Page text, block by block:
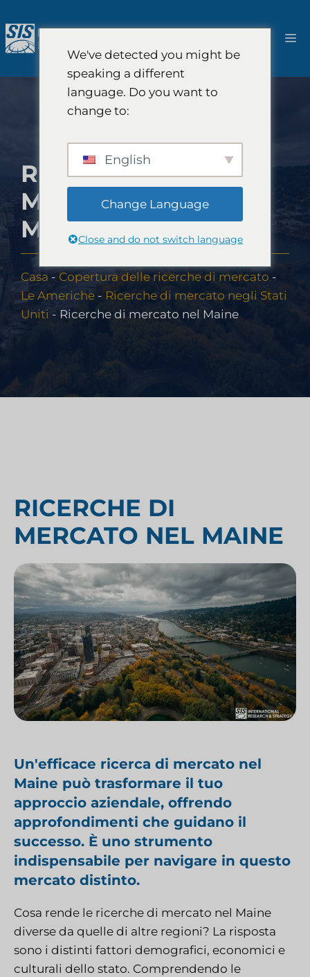
al
contenuto
RICERCHE DI
MERCATO NEL
MAINE
Casa - Copertura delle ricerche di mercato-
Le Americhe - Ricerche di mercato negli Stati
Uniti - Ricerche di mercato nel Maine
RICERCHE DI
MERCATO NEL MAINE
Un'efficace ricerca di mercato nel
Maine può trasformare il tuo
approccio aziendale, offrendo
approfondimenti che guidano il
successo. È uno strumento
indispensabile per navigare in questo
mercato distinto.
Cosa rende le ricerche di mercato nel Maine
diverse da quelle di altre regioni? La risposta
sono i distinti fattori demografici, economici e
culturali dello stato. Comprendendo le
We've detected you might be
speaking a different
language. Do you want to
change to:
English
Change Language
Close and do not switch language